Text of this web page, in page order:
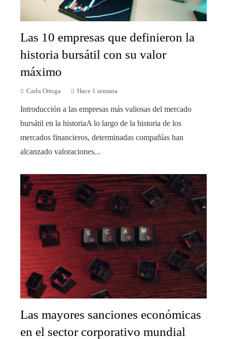
Las 10 empresas que definieron la
historia bursátil con su valor
máximo
Carla Ortega Hace 1 semana
Introducción a las empresas más valiosas del mercado
bursátil en la historiaA lo largo de la historia de los
mercados financieros, determinadas compañías han
alcanzado valoraciones...
Las mayores sanciones económicas
en el sector corporativo mundial